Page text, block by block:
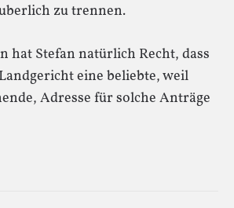
zu trennen.
hat Stefan natürlich Recht, dass
eine beliebte, weil
Adresse für solche Anträge